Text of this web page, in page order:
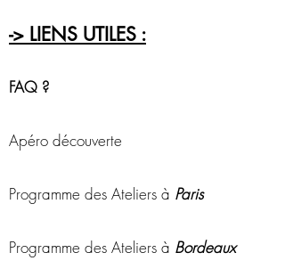
-> LIENS UTILES :
FAQ ?
Apéro découverte
Programme des Ateliers à Paris
Programme des Ateliers à Bordeaux